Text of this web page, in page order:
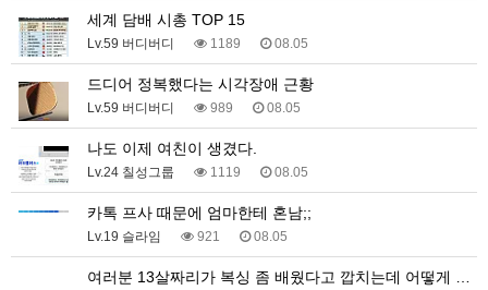
세계 담배 시총 TOP 15
Lv.59 버디버디 1189 08.05
드디어 정복했다는 시각장애 근황
Lv.59 버디버디 989 08.05
나도 이제 여친이 생겼다.
Lv.24 칠성그룹 1119 08.05
카톡 프사 때문에 엄마한테 혼남;;
Lv.19 슬라임 921 08.05
여러분 13살짜리가 복싱 좀 배웠다고 깝치는데 어떻게 …